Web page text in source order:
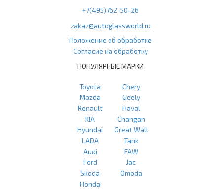
+7(495)762-50-26
zakaz@autoglassworld.ru
Положение об обработке
Согласие на обработку
ПОПУЛЯРНЫЕ МАРКИ
Toyota
Mazda
Renault
KIA
Hyundai
LADA
Audi
Ford
Skoda
Honda
Chery
Geely
Haval
Changan
Great Wall
Tank
FAW
Jac
Omoda